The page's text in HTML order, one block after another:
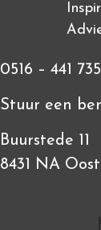
0516 – 441 735
Stuur een
Buurstede 11
8431 NA